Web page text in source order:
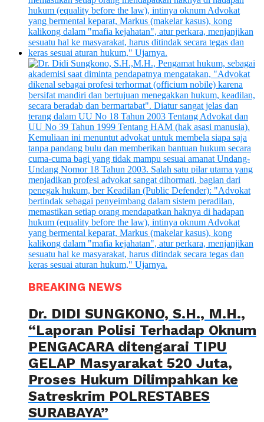
BREAKING NEWS
Dr. DIDI SUNGKONO, S.H., M.H.,
“Laporan Polisi Terhadap Oknum
PENGACARA ditengarai TIPU
GELAP Masyarakat 520 Juta,
Proses Hukum Dilimpahkan ke
Satreskrim POLRESTABES
SURABAYA”